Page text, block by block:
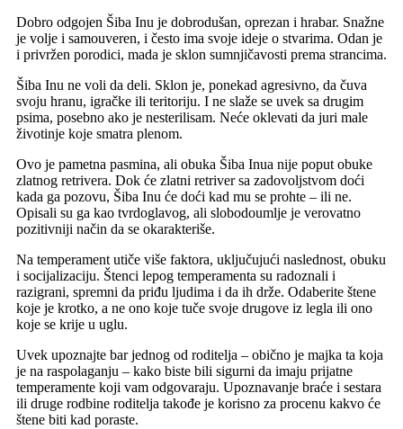
Dobro odgojen Šiba Inu je dobrodušan, oprezan i hrabar. Snažne
je volje i samouveren, i često ima svoje ideje o stvarima. Odan je
i privržen porodici, mada je sklon sumnjičavosti prema strancima.
Šiba Inu ne voli da deli. Sklon je, ponekad agresivno, da čuva
svoju hranu, igračke ili teritoriju. I ne slaže se uvek sa drugim
psima, posebno ako je nesterilisam. Neće oklevati da juri male
životinje koje smatra plenom.
Ovo je pametna pasmina, ali obuka Šiba Inua nije poput obuke
zlatnog retrivera. Dok će zlatni retriver sa zadovoljstvom doći
kada ga pozovu, Šiba Inu će doći kad mu se prohte – ili ne.
Opisali su ga kao tvrdoglavog, ali slobodoumlje je verovatno
pozitivniji način da se okarakteriše.
Na temperament utiče više faktora, uključujući naslednost, obuku
i socijalizaciju. Štenci lepog temperamenta su radoznali i
razigrani, spremni da priđu ljudima i da ih drže. Odaberite štene
koje je krotko, a ne ono koje tuče svoje drugove iz legla ili ono
koje se krije u uglu.
Uvek upoznajte bar jednog od roditelja – obično je majka ta koja
je na raspolaganju – kako biste bili sigurni da imaju prijatne
temperamente koji vam odgovaraju. Upoznavanje braće i sestara
ili druge rodbine roditelja takođe je korisno za procenu kakvo će
štene biti kad poraste.